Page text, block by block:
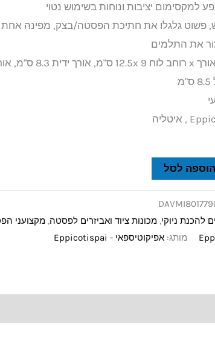
למקסימום יציבות ונוחות בשימוש נטוי
פשוט גלגלו את חתיכת הפסטה/בצק, מפינה אחת
את התלמים
הוספה לסל
להכנת ניוקי, מכונות ציוד ואביזרים לפסטה, מקצועני
מותג: אפיקוטיספאי - Eppicotispai